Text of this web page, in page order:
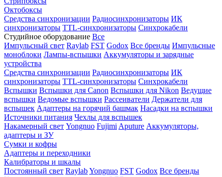
Октобоксы
Средства синхронизации Радиосинхронизаторы ИК
синхронизаторы TTL-синхронизаторы Синхрокабели
Студийное оборудование Все
Импульсный свет Raylab FST Godox Все бренды Импульсные
моноблоки Лампы-вспышки Аккумуляторы и зарядные
устройства
Средства синхронизации Радиосинхронизаторы ИК
синхронизаторы TTL-синхронизаторы Синхрокабели
Вспышки Вспышки для Canon Вспышки для Nikon Ведущие
вспышки Ведомые вспышки Рассеиватели Держатели для
вспышек Адаптеры на горячий башмак Насадки на вспышки
Источники питания Чехлы для вспышек
Накамерный свет Yongnuo Fujimi Aputure Аккумуляторы,
адаптеры и ЗУ
Сумки и кофры
Адаптеры и переходники
Калибраторы и шкалы
Постоянный свет RaylabYongnuo FST Godox Все бренды